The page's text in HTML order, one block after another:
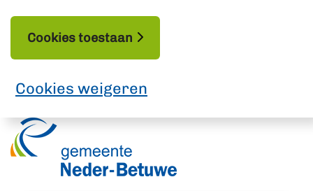
Cookies toestaan
Cookies weigeren